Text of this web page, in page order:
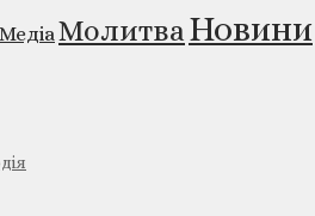
МедіаМолитваНовини